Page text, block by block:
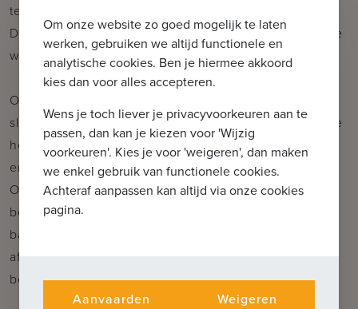
technische ruimte en mogelijkheid tot wasruimte.
Daarnaast vinden we ook een inpandige garage in de
woning.
Op de eerste verdieping bevinden zich 4 ruime
slaapkamers, waarvan 1 met dressing. Daarnaast twee
hedendaagse en kwalitatief afgewerkte badkamers,
en een afzonderlijk toilet.
Op het tweede verdiep bevindt zich de master
bedroom met elektrische haard ingericht met
badkamer voorzien van dubbele wastafel, ligbad en
afzonderlijk toilet. Daarnaast is er nog een ruime
berging.
Om onze website zo goed mogelijk te laten
werken, gebruiken we altijd functionele en
analytische cookies. Ben je hiermee akkoord
kies dan voor alles accepteren.
Wens je toch liever je privacyvoorkeuren aan te
passen, dan kan je kiezen voor 'Wijzig
voorkeuren'. Kies je voor 'weigeren', dan maken
we enkel gebruik van functionele cookies.
Achteraf aanpassen kan altijd via onze cookies
pagina.
Aanvaarden Weigeren